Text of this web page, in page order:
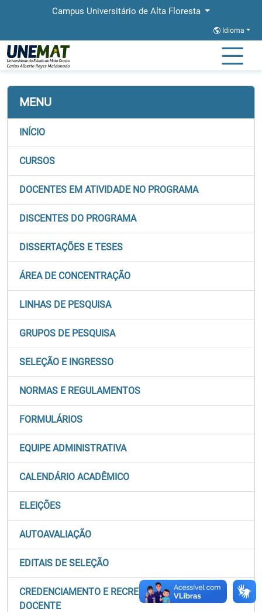
Campus Universitário de Alta Floresta
Idioma
Página Inicial PPGBIOAGRO
MENU
INÍCIO
CURSOS
DOCENTES EM ATIVIDADE NO PROGRAMA
DISCENTES DO PROGRAMA
DISSERTAÇÕES E TESES
ÁREA DE CONCENTRAÇÃO
LINHAS DE PESQUISA
GRUPOS DE PESQUISA
SELEÇÃO E INGRESSO
NORMAS E REGULAMENTOS
FORMULÁRIOS
EQUIPE ADMINISTRATIVA
CALENDÁRIO ACADÊMICO
ELEIÇÕES
AUTOAVALIAÇÃO
EDITAIS DE SELEÇÃO
CREDENCIAMENTO E RECREDENCIAMENTO
DOCENTE